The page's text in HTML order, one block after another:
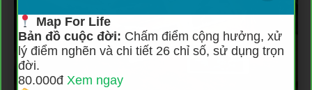
Map For Life
Bản đồ cuộc đời: Chấm điểm cộng hưởng, xử
lý điểm nghẽn và chi tiết 26 chỉ số, sử dụng trọn
đời.
80.000đ Xem ngay